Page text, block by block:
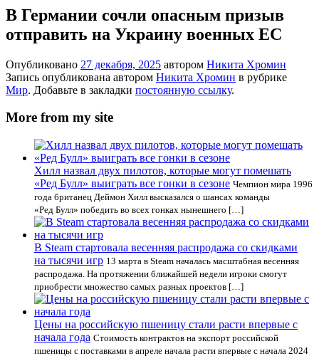
В Германии сочли опасным призыв
отправить на Украину военных ЕС
Опубликовано 27 декабря, 2025 автором Никита Хромин
Запись опубликована автором Никита Хромин в рубрике
Мир. Добавьте в закладки постоянную ссылку.
More from my site
Хилл назвал двух пилотов, которые могут помешать
«Ред Булл» выиграть все гонки в сезоне Чемпион мира 1996
года британец Деймон Хилл высказался о шансах команды
«Ред Булл» победить во всех гонках нынешнего […]
В Steam стартовала весенняя распродажа со скидками
на тысячи игр 13 марта в Steam началась масштабная весенняя
распродажа. На протяжении ближайшей недели игроки смогут
приобрести множество самых разных проектов […]
Цены на российскую пшеницу стали расти впервые с
начала года Стоимость контрактов на экспорт российской
пшеницы с поставками в апреле начала расти впервые с начала 2024